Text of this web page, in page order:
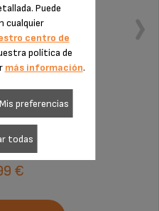
sorpresas
€
Puede
cualquier
centro de
política de
más información.
Mis preferencias
todas